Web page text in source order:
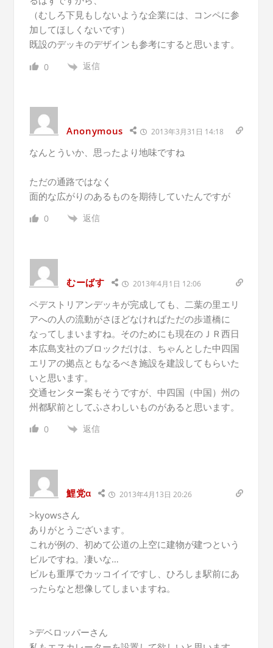
（むしろ下見もしないような企業には、コンペに参
加してほしくないです）
既設のデッキのデザインも参考にすると思います。
0 返信
Anonymous 2013年3月31日 14:18
なんとういか、思ったより地味ですね
ただの通路ではなく
面的な広がりのあるものを期待していたんですが
0 返信
むーばす 2013年4月1日 12:06
ペデストリアンデッキが完成しても、二葉の里エリ
アへの人の流動がさほどなければただの歩道橋に
なってしまいますね。そのためにも現在のＪＲ西日
本広島支社のブロックだけは、ちゃんとした中四国
エリアの拠点ともなるべき施設を建設してもらいた
いと思います。
交通センター案もそうですが、中四国（中国）州の
州都駅前としてふさわしいものがあると思います。
0 返信
鯉党α 2013年4月13日 20:26
>kyowsさん
ありがとうございます。
これが例の、初めて公道の上空に建物が建つという
ビルですね。凄いな…
ビルも重厚でカッコイイですし、ひろしま駅前にあ
ったらなと想像してしまいますね。
>デベロッパーさん